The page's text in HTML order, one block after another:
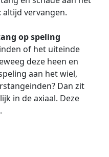
vervangen.
op speling
of het uiteinde
deze heen en
aan het wiel,
Dan zit
in de axiaal. Deze